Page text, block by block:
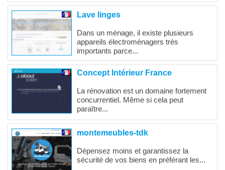
Lave linges
Dans un ménage, il existe plusieurs
appareils électroménagers très
importants parce...
Concept Intérieur France
La rénovation est un domaine fortement
concurrentiel. Même si cela peut
paraître...
montemeubles-tdk
Dépensez moins et garantissez la
sécurité de vos biens en préférant les...